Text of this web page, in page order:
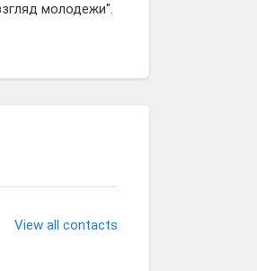
молодежи".
View all contacts